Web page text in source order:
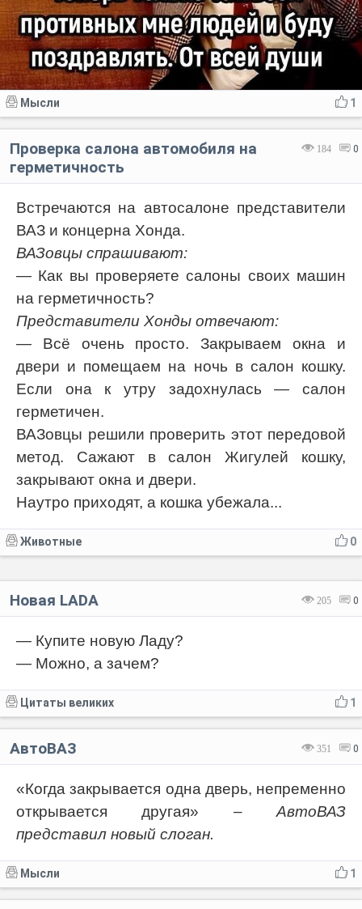
1
Мысли
184 0
Проверка салона автомобиля на
герметичность
Встречаются на автосалоне представители
ВАЗ и концерна Хонда.
ВАЗовцы спрашивают:
— Как вы проверяете салоны своих машин
на герметичность?
Представители Хонды отвечают:
— Всё очень просто. Закрываем окна и
двери и помещаем на ночь в салон кошку.
Если она к утру задохнулась — салон
герметичен.
ВАЗовцы решили проверить этот передовой
метод. Сажают в салон Жигулей кошку,
закрывают окна и двери.
Наутро приходят, а кошка убежала...
0
Животные
205 0
Новая LADA
— Купите новую Ладу?
— Можно, а зачем?
1
Цитаты великих
351 0
АвтоВАЗ
«Когда закрывается одна дверь, непременно
открывается другая» – АвтоВАЗ
представил новый слоган.
1
Мысли